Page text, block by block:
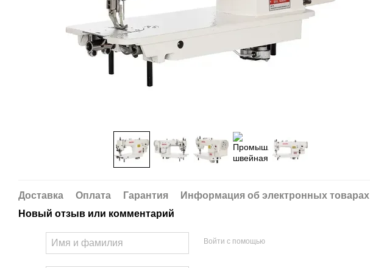
Доставка Оплата Гарантия
Информация об электронных товарах
Новый отзыв или комментарий
Войти с помощью